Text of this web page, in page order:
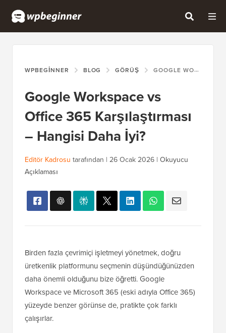
WPBEGINNER BLOG GÖRÜŞ GOOGLE WORKSPACE VS OFFICE 365 KARŞILAŞTIRMASI – HANGISI DAHA İYI?
Google Workspace vs
Office 365 Karşılaştırması
– Hangisi Daha İyi?
Editör Kadrosu tarafından | 26 Ocak 2026 | Okuyucu
Açıklaması
Birden fazla çevrimiçi işletmeyi yönetmek, doğru
üretkenlik platformunu seçmenin düşündüğünüzden
daha önemli olduğunu bize öğretti. Google
Workspace ve Microsoft 365 (eski adıyla Office 365)
yüzeyde benzer görünse de, pratikte çok farklı
çalışırlar.